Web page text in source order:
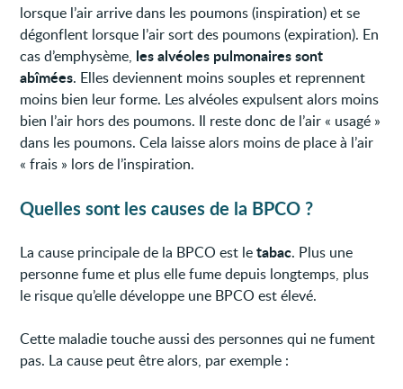
lorsque l’air arrive dans les poumons (inspiration) et se
dégonflent lorsque l’air sort des poumons (expiration). En
cas d’emphysème, les alvéoles pulmonaires sont
abîmées. Elles deviennent moins souples et reprennent
moins bien leur forme. Les alvéoles expulsent alors moins
bien l’air hors des poumons. Il reste donc de l’air « usagé »
dans les poumons. Cela laisse alors moins de place à l’air
« frais » lors de l’inspiration.
Quelles sont les causes de la BPCO ?
La cause principale de la BPCO est letabac. Plus une
personne fume et plus elle fume depuis longtemps, plus
le risque qu’elle développe une BPCO est élevé.
Cette maladie touche aussi des personnes qui ne fument
pas. La cause peut être alors, par exemple :